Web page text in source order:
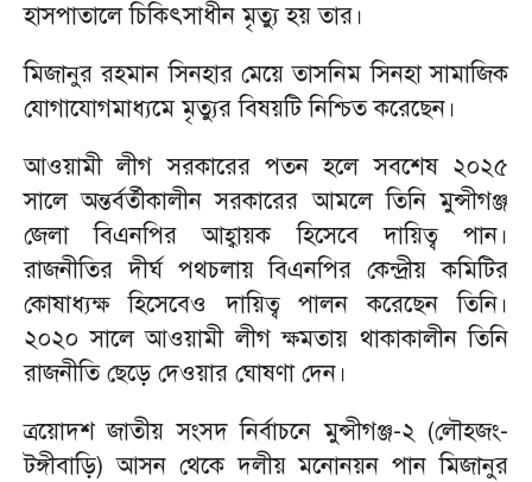
হাসপাতালে চিকিৎসাধীন মৃত্যু হয় তার।
মিজানুর রহমান সিনহার মেয়ে তাসনিম সিনহা সামাজিক
যোগাযোগমাধ্যমে মৃত্যুর বিষয়টি নিশ্চিত করেছেন।
আওয়ামী লীগ সরকারের পতন হলে সবশেষ ২০২৫
সালে অন্তর্বর্তীকালীন সরকারের আমলে তিনি মুন্সীগঞ্জ
জেলা বিএনপির আহ্বায়ক হিসেবে দায়িত্ব পান।
রাজনীতির দীর্ঘ পথচলায় বিএনপির কেন্দ্রীয় কমিটির
কোষাধ্যক্ষ হিসেবেও দায়িত্ব পালন করেছেন তিনি।
২০২০ সালে আওয়ামী লীগ ক্ষমতায় থাকাকালীন তিনি
রাজনীতি ছেড়ে দেওয়ার ঘোষণা দেন।
ত্রয়োদশ জাতীয় সংসদ নির্বাচনে মুন্সীগঞ্জ-২ (লৌহজং-
টঙ্গীবাড়ি) আসন থেকে দলীয় মনোনয়ন পান মিজানুর